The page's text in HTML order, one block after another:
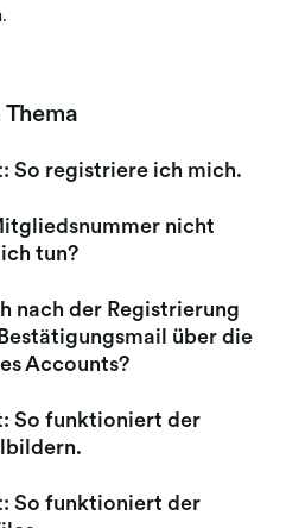
So registriere ich mich.
nicht
tun?
nach der Registrierung
über die
Accounts?
So funktioniert der
So funktioniert der